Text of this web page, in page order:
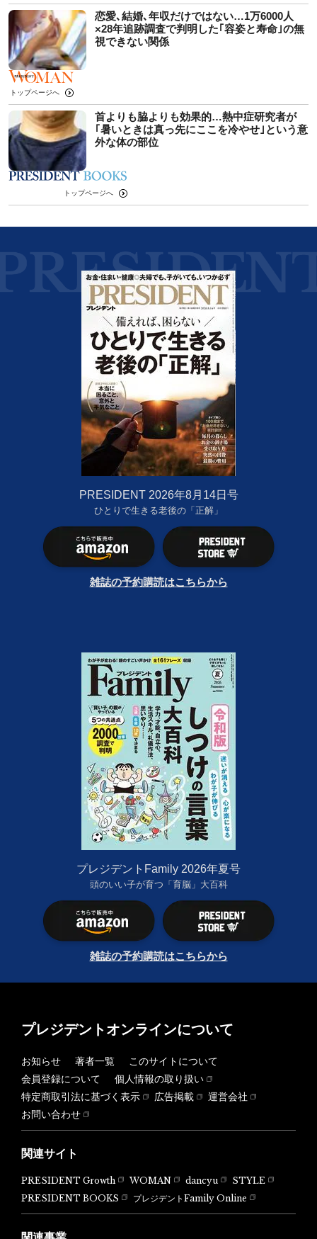
恋愛､結婚､年収だけではない…1万6000人
×28年追跡調査で判明した｢容姿と寿命｣の無
視できない関係
トップページへ
首よりも脇よりも効果的…熱中症研究者が
｢暑いときは真っ先にここを冷やせ｣という意
外な体の部位
トップページへ
PRESIDENT 2026年8月14日号
ひとりで生きる老後の「正解」
雑誌の予約購読はこちらから
プレジデントFamily 2026年夏号
頭のいい子が育つ「育脳」大百科
雑誌の予約購読はこちらから
プレジデントオンラインについて
お知らせ 著者一覧
このサイトについて
会員登録について
個人情報の取り扱い
特定商取引法に基づく表示
広告掲載
運営会社
お問い合わせ
関連サイト
PRESIDENT Growth WOMAN dancyu
STYLE
PRESIDENT BOOKS
プレジデントFamily Online